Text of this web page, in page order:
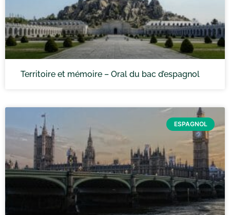
Territoire et mémoire – Oral du bac d’espagnol
ESPAGNOL